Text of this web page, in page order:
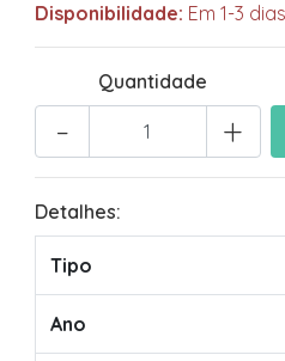
Disponibilidade: Em 1-3
Quantidade
+
-
Detalhes:
Tipo
Ano